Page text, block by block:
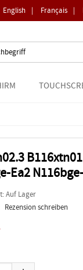
English | Français |
Ea2
Auf Lager
Rezension schreiben